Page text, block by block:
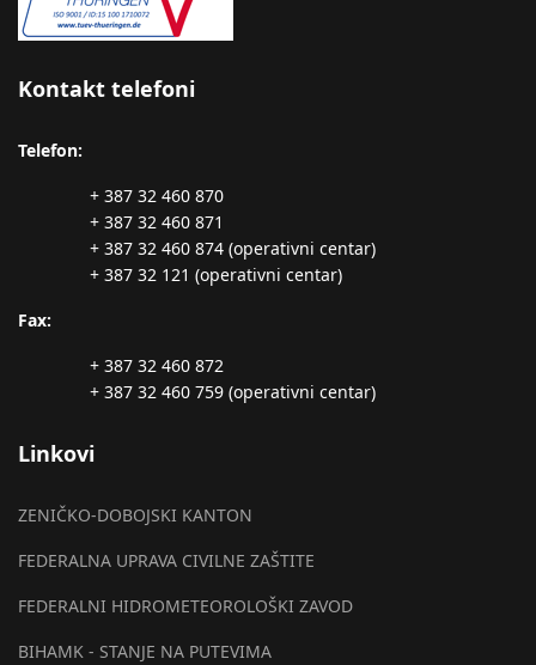
Kontakt telefoni
Telefon:
+ 387 32 460 870
+ 387 32 460 871
+ 387 32 460 874 (operativni centar)
+ 387 32 121 (operativni centar)
Fax:
+ 387 32 460 872
+ 387 32 460 759 (operativni centar)
Linkovi
ZENIČKO-DOBOJSKI KANTON
FEDERALNA UPRAVA CIVILNE ZAŠTITE
FEDERALNI HIDROMETEOROLOŠKI ZAVOD
BIHAMK - STANJE NA PUTEVIMA